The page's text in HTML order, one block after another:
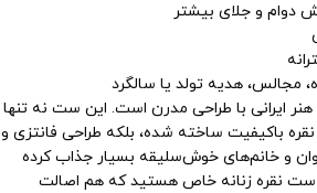
دوام و جلای بیشتر
مجالس، هدیه تولد یا سالگرد
ایرانی با طراحی مدرن است. این ست نه تنها
باکیفیت ساخته شده، بلکه طراحی فانتزی و
و خانم‌های خوش‌سلیقه بسیار جذاب کرده
ست نقره زنانه خاص هستید که هم اصالت